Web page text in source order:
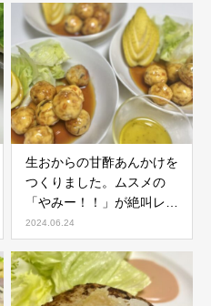
生おからの甘酢あんかけを
つくりました。ムスメの
「やみー！！」が絶叫レベ
ルに、、、
2024.06.24